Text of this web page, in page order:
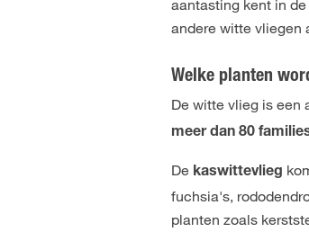
aantasting kent in
andere witte vliegen
Welke planten
De witte vlieg is een
meer dan 80
De kaswittevlieg
fuchsia's,
planten zoals